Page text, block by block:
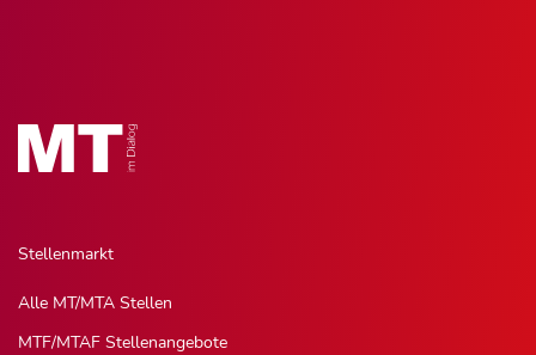
Stellenmarkt
Alle MT/MTA Stellen
MTF/MTAF Stellenangebote